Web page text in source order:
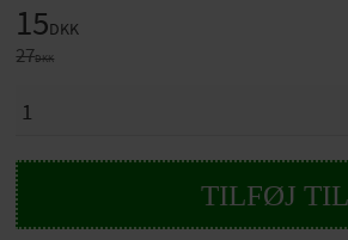
Nedsat pris:
15DKK
Original pris:
27DKK